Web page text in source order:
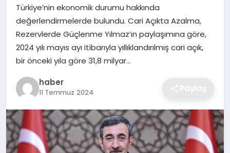
OTOMOBIL
TEKNOLOJI
Türkiye’nin ekonomik durumu hakkında
değerlendirmelerde bulundu. Cari Açıkta Azalma,
Rezervlerde Güçlenme Yılmaz’ın paylaşımına göre,
2024 yılı mayıs ayı itibarıyla yıllıklandırılmış cari açık,
bir önceki yıla göre 31,8 milyar…
haber
11 Temmuz 2024